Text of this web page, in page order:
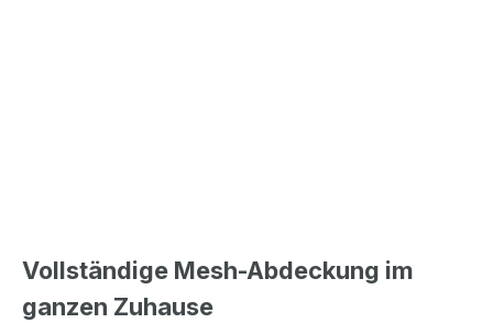
Vollständige Mesh-Abdeckung im
ganzen Zuhause